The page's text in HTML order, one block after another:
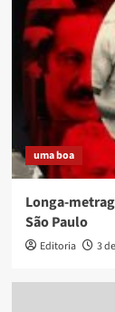
uma boa
Longa-
São Paulo
Editoria 3